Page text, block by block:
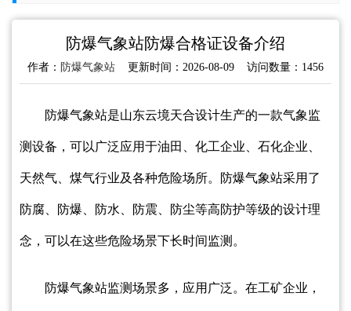
防爆气象站防爆合格证设备介绍
作者： 防爆气象站 更新时间：2026-08-09 访问数量：1456
防爆气象站是山东云境天合设计生产的一款气象监
测设备，可以广泛应用于油田、化工企业、石化企业、
天然气、煤气行业及各种危险场所。防爆气象站采用了
防腐、防爆、防水、防震、防尘等高防护等级的设计理
念，可以在这些危险场景下长时间监测。
防爆气象站监测场景多，应用广泛。在工矿企业，